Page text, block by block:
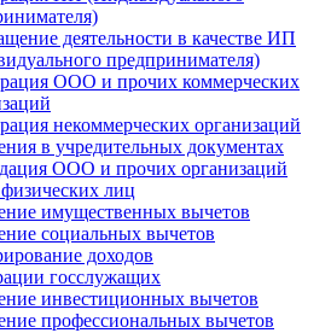
деятельности в качестве ИП
предпринимателя)
ООО и прочих коммерческих
некоммерческих организаций
в учредительных документах
ООО и прочих организаций
лиц
имущественных вычетов
социальных вычетов
доходов
госслужащих
инвестиционных вычетов
профессиональных вычетов